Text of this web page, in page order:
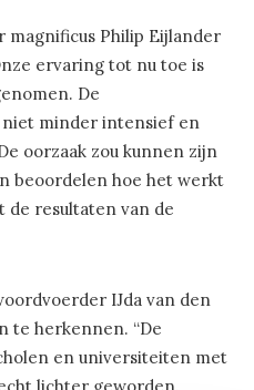
magnificus Philip Eijlander
ervaring tot nu toe is
De
minder intensief en
oorzaak zou kunnen zijn
beoordelen hoe het werkt
de resultaten van de
IJda van den
te herkennen. “De
en universiteiten met